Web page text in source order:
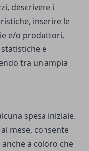
descrivere i
inserire le
e/o produttori,
e
tra un'ampia
spesa iniziale.
mese, consente
a coloro che